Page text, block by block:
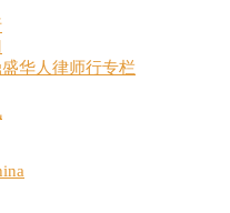
华人律师行专栏